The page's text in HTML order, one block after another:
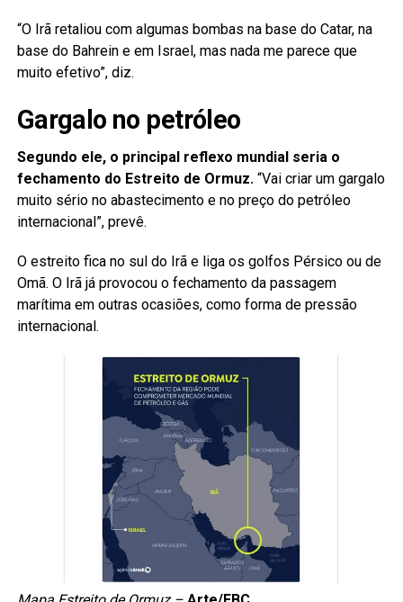
“O Irã retaliou com algumas bombas na base do Catar, na
base do Bahrein e em Israel, mas nada me parece que
muito efetivo”, diz.
Gargalo no petróleo
Segundo ele, o principal reflexo mundial seria o
fechamento do Estreito de Ormuz.“Vai criar um gargalo
muito sério no abastecimento e no preço do petróleo
internacional”, prevê.
O estreito fica no sul do Irã e liga os golfos Pérsico ou de
Omã. O Irã já provocou o fechamento da passagem
marítima em outras ocasiões, como forma de pressão
internacional.